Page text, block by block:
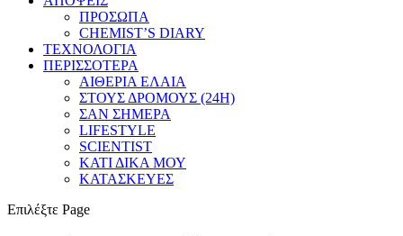
ΠΡΟΣΩΠΑ
CHEMIST’S DIARY
ΤΕΧΝΟΛΟΓΙΑ
ΠΕΡΙΣΣΟΤΕΡΑ
ΑΙΘΕΡΙΑ ΕΛΑΙΑ
ΣΤΟΥΣ ΔΡΟΜΟΥΣ (24H)
ΣΑΝ ΣΗΜΕΡΑ
LIFESTYLE
SCIENTIST
ΚΑΤΙ ΔΙΚΑ ΜΟΥ
ΚΑΤΑΣΚΕΥΕΣ
Επιλέξτε Page